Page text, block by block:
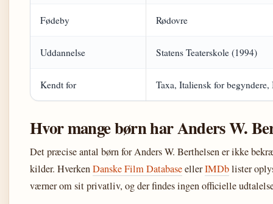
Fødeby Rødovre
Uddannelse Statens Teaterskole (1994)
Kendt for Taxa, Italiensk for begyndere,
Hvor mange børn har Anders W.
Det præcise antal børn for Anders W. Berthelsen er ikke
kilder. HverkenDanske Film DatabaseellerIMDblister
værner om sit privatliv, og der findes ingen officielle